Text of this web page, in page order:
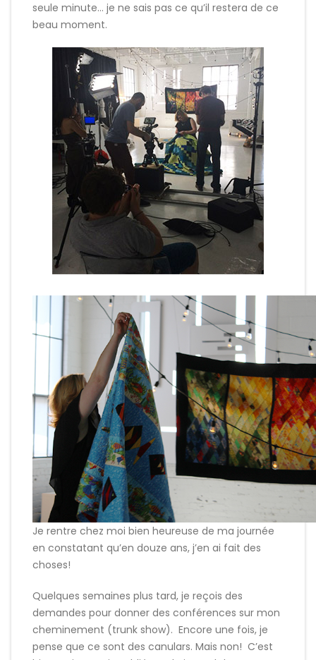
seule minute… je ne sais pas ce qu’il restera de ce
beau moment.
Je rentre chez moi bien heureuse de ma journée
en constatant qu’en douze ans, j’en ai fait des
choses!
Quelques semaines plus tard, je reçois des
demandes pour donner des conférences sur mon
cheminement (trunk show). Encore une fois, je
pense que ce sont des canulars. Mais non! C’est